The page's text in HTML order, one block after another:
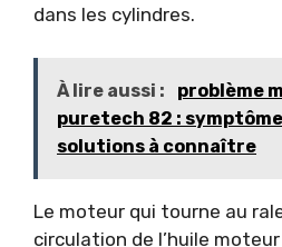
dans les cylindres.
À lire aussi :
problème
puretech 82 :
solutions à connaître
Le moteur qui tourne au
circulation de l’huile